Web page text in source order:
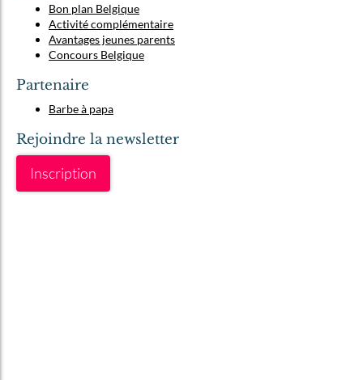
Bon plan Belgique
Activité complémentaire
Avantages jeunes parents
Concours Belgique
Partenaire
Barbe à papa
Rejoindre la newsletter
Inscription